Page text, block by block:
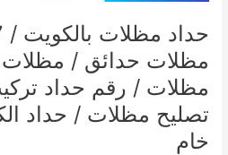
مظلات حدائق /
مظلات / رقم حداد
تصليح مظلات / حداد
خام
تركيب
مظلات
/
تصليح
مظلات
/
حداد